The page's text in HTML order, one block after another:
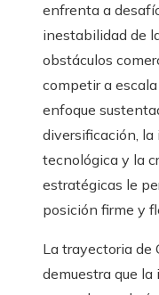
enfrenta a
inestabilidad de
obstáculos
competir a
enfoque
diversificación,
tecnológica y la
estratégicas le
posición firme y
La trayectoria de
demuestra que